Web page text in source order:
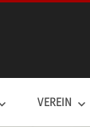
VEREIN